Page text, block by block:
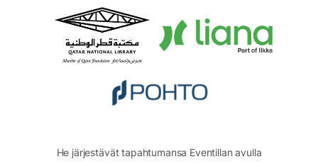
He järjestävät tapahtumansa Eventillan avulla